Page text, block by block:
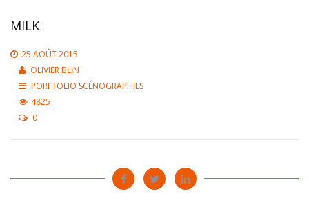
MILK
25 AOÛT 2015
OLIVIER BLIN
PORFTOLIO SCÉNOGRAPHIES
4825
0